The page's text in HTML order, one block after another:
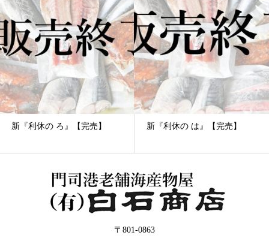
新『利休の ろ』【完売】 新『利休の は』【完売】
〒801-0863